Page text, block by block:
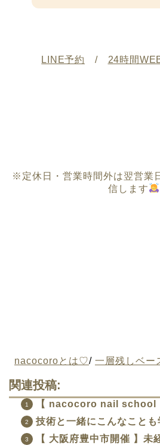
LINE予約 / 24時間
※定休日・営業時間外は翌営業
信します
nacocoroとは♡/ 一層残しベー
関連投稿:
【 nacocoro nail school
技術と一緒にこんなこと
【 大阪府豊中市開催 】未